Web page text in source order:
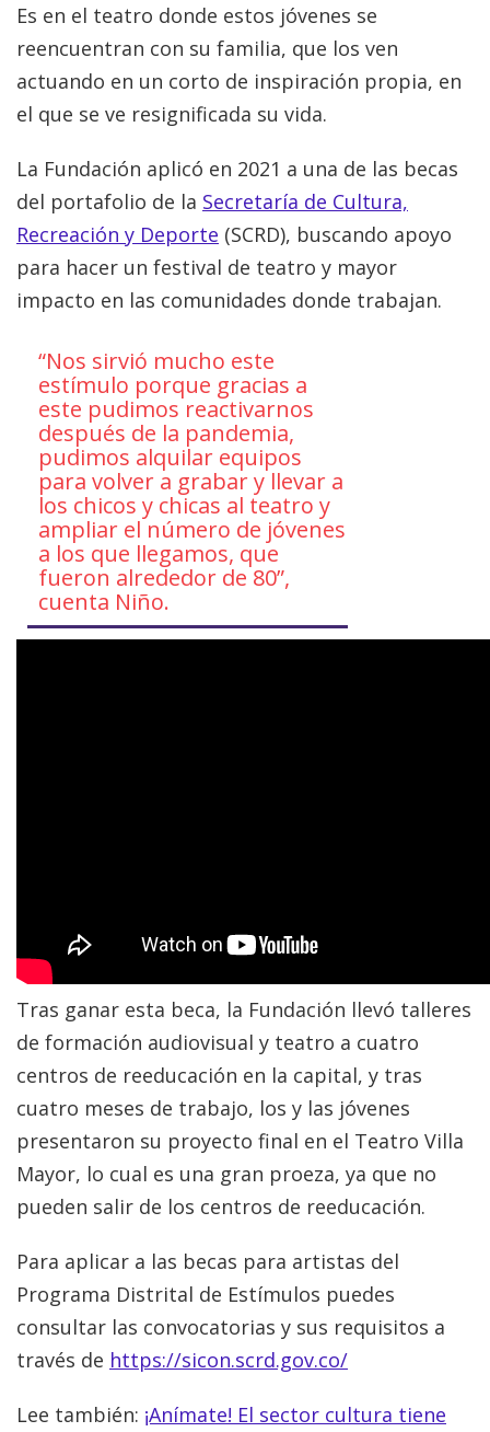
Es en el teatro donde estos jóvenes se
reencuentran con su familia, que los ven
actuando en un corto de inspiración propia, en
el que se ve resignificada su vida.
La Fundación aplicó en 2021 a una de las becas
del portafolio de la Secretaría de Cultura,
Recreación y Deporte (SCRD), buscando apoyo
para hacer un festival de teatro y mayor
impacto en las comunidades donde trabajan.
“Nos sirvió mucho este
estímulo porque gracias a
este pudimos reactivarnos
después de la pandemia,
pudimos alquilar equipos
para volver a grabar y llevar a
los chicos y chicas al teatro y
ampliar el número de jóvenes
a los que llegamos, que
fueron alrededor de 80”,
cuenta Niño.
Tras ganar esta beca, la Fundación llevó talleres
de formación audiovisual y teatro a cuatro
centros de reeducación en la capital, y tras
cuatro meses de trabajo, los y las jóvenes
presentaron su proyecto final en el Teatro Villa
Mayor, lo cual es una gran proeza, ya que no
pueden salir de los centros de reeducación.
Para aplicar a las becas para artistas del
Programa Distrital de Estímulos puedes
consultar las convocatorias y sus requisitos a
través de https://sicon.scrd.gov.co/
Lee también: ¡Anímate! El sector cultura tiene